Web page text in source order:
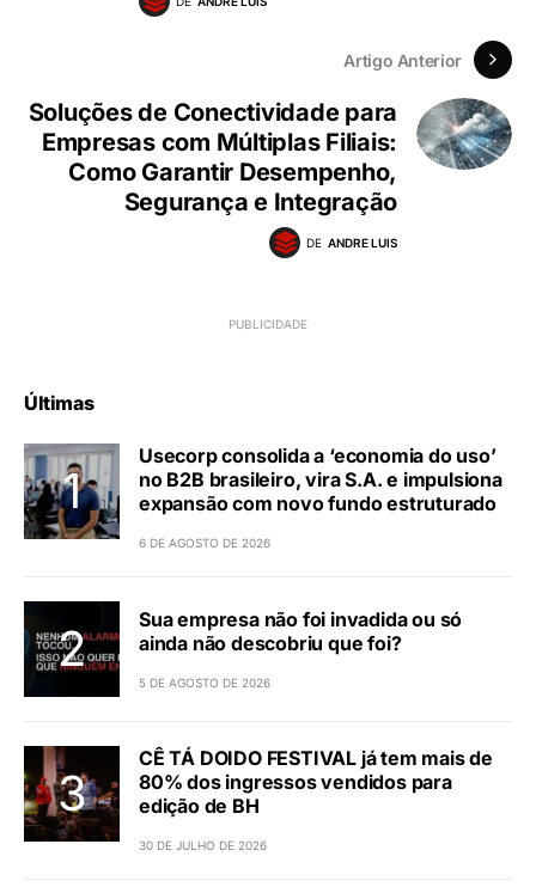
Artigo Anterior
Soluções de Conectividade para
Empresas com Múltiplas Filiais:
Como Garantir Desempenho,
Segurança e Integração
DE ANDRE LUIS
Últimas
Usecorp consolida a ‘economia do uso’
no B2B brasileiro, vira S.A. e impulsiona
expansão com novo fundo estruturado
6 DE AGOSTO DE 2026
Sua empresa não foi invadida ou só
ainda não descobriu que foi?
5 DE AGOSTO DE 2026
CÊ TÁ DOIDO FESTIVAL já tem mais de
80% dos ingressos vendidos para
edição de BH
30 DE JULHO DE 2026